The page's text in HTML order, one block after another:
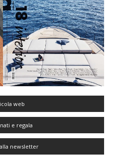
web
e regala
newsletter